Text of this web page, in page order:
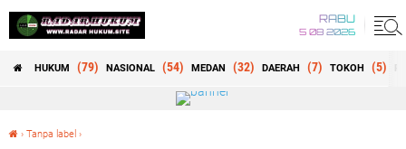
RABU
5 08 2026
HUKUM (79) NASIONAL (54) MEDAN (32) DAERAH (7) TOKOH (5)
› Tanpa label ›